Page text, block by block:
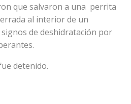
que salvaron a una perrita
al interior de un
de deshidratación por
detenido.